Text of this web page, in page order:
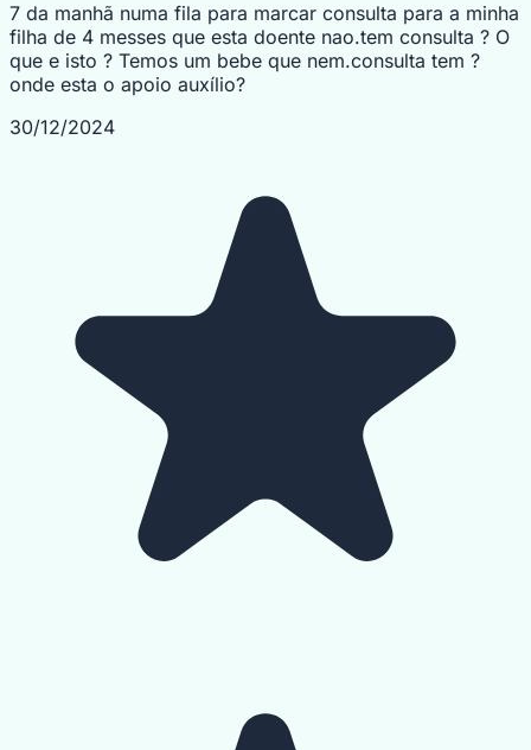
7 da manhã numa fila para marcar consulta para a minha
filha de 4 messes que esta doente nao.tem consulta ? O
que e isto ? Temos um bebe que nem.consulta tem ?
onde esta o apoio auxílio?
30/12/2024